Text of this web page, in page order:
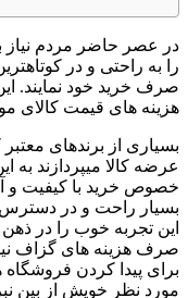
در عصر حاضر مردم نیاز
را به راحتی و در
صرف خرید خود نمایند.
هزینه های قیمت کالای
بسیاری از برندهای معتبر
عرضه کالا میپردازند به
خصوص خرید با کیفیت و
بسیار راحت و در دسترس
این تجربه خوب را در
صرف هزینه های گزاف
برای پیدا کردن
مورد نظر خویش از بین